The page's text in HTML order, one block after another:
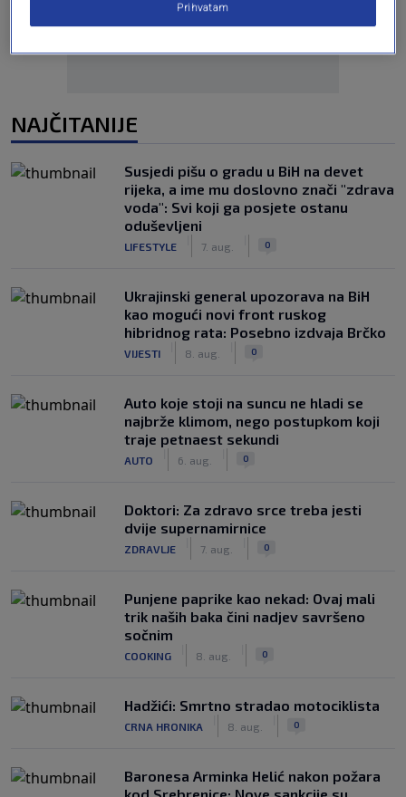
NAJČITANIJE
Susjedi pišu o gradu u BiH na devet
rijeka, a ime mu doslovno znači "zdrava
voda": Svi koji ga posjete ostanu
oduševljeni
LIFESTYLE 7. aug. 0
Ukrajinski general upozorava na BiH
kao mogući novi front ruskog
hibridnog rata: Posebno izdvaja Brčko
VIJESTI 8. aug. 0
Auto koje stoji na suncu ne hladi se
najbrže klimom, nego postupkom koji
traje petnaest sekundi
AUTO 6. aug. 0
Doktori: Za zdravo srce treba jesti
dvije supernamirnice
ZDRAVLJE 7. aug. 0
Punjene paprike kao nekad: Ovaj mali
trik naših baka čini nadjev savršeno
sočnim
COOKING 8. aug. 0
Hadžići: Smrtno stradao motociklista
CRNA HRONIKA 8. aug. 0
Baronesa Arminka Helić nakon požara
Prihvatam